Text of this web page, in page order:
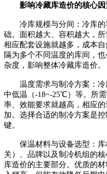
影响冷藏库造价的核心因
冷库规模与分间：冷库的
础。面积越大、容积越大，
相应配套设施就越多，成本
隔为多个不同温度的库间，
杂度，影响整体冷藏库造价。
温度需求与制冷方案：冷
中低温（-18~-25℃）等。所
率、效能要求就越高，相应
加。选择合适的制冷方案是
键。
保温材料与设备选型：库
关）、品牌以及制冷机组的
库造价的主要部分。优质的